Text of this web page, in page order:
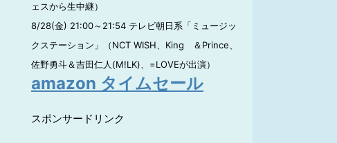
ェスから生中継）
8/28(金) 21:00～21:54 テレビ朝日系「ミュージッ
クステーション」（NCT WISH、King ＆Prince、
佐野勇斗＆吉田仁人(M!LK)、=LOVEが出演）
amazon タイムセール
スポンサードリンク